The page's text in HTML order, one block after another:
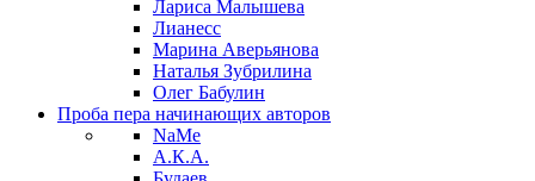
Лариса Малышева
Лианесс
Марина Аверьянова
Наталья Зубрилина
Олег Бабулин
Проба пера начинающих авторов
NaMe
А.К.А.